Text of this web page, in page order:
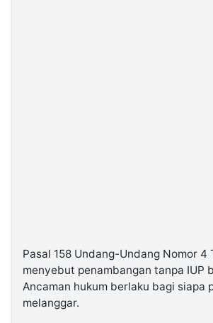
Pasal 158 Undang-Undang Nomor 4
menyebut penambangan tanpa IUP
Ancaman hukum berlaku bagi siapa
melanggar.